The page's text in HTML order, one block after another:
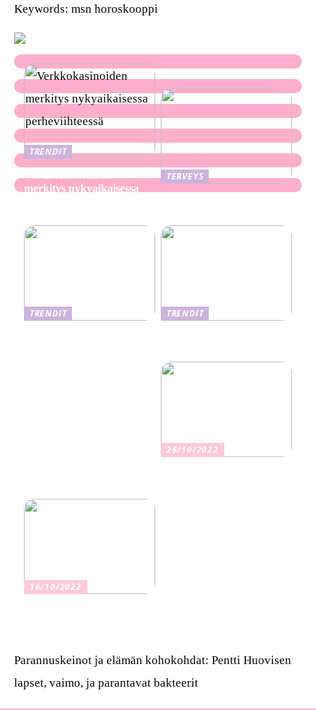
Keywords: msn horoskooppi
TRENDIT
merkitys nykyaikaisessa
TERVEYS
TRENDIT
TRENDIT
26/10/2022
16/10/2022
Parannuskeinot ja elämän kohokohdat: Pentti Huovisen
lapset, vaimo, ja parantavat bakteerit